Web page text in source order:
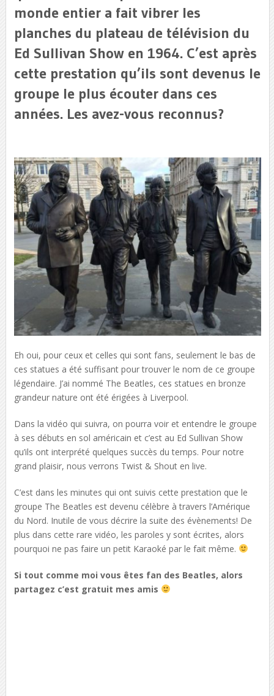
monde entier a fait vibrer les
planches du plateau de télévision du
Ed Sullivan Show en 1964. C’est après
cette prestation qu’ils sont devenus le
groupe le plus écouter dans ces
années. Les avez-vous reconnus?
Eh oui, pour ceux et celles qui sont fans, seulement le bas de
ces statues a été suffisant pour trouver le nom de ce groupe
légendaire. J’ai nommé The Beatles, ces statues en bronze
grandeur nature ont été érigées à Liverpool.
Dans la vidéo qui suivra, on pourra voir et entendre le groupe
à ses débuts en sol américain et c’est au Ed Sullivan Show
qu’ils ont interprété quelques succès du temps. Pour notre
grand plaisir, nous verrons Twist & Shout en live.
C’est dans les minutes qui ont suivis cette prestation que le
groupe The Beatles est devenu célèbre à travers l’Amérique
du Nord. Inutile de vous décrire la suite des évènements! De
plus dans cette rare vidéo, les paroles y sont écrites, alors
pourquoi ne pas faire un petit Karaoké par le fait même.
Si tout comme moi vous êtes fan des Beatles, alors
partagez c’est gratuit mes amis